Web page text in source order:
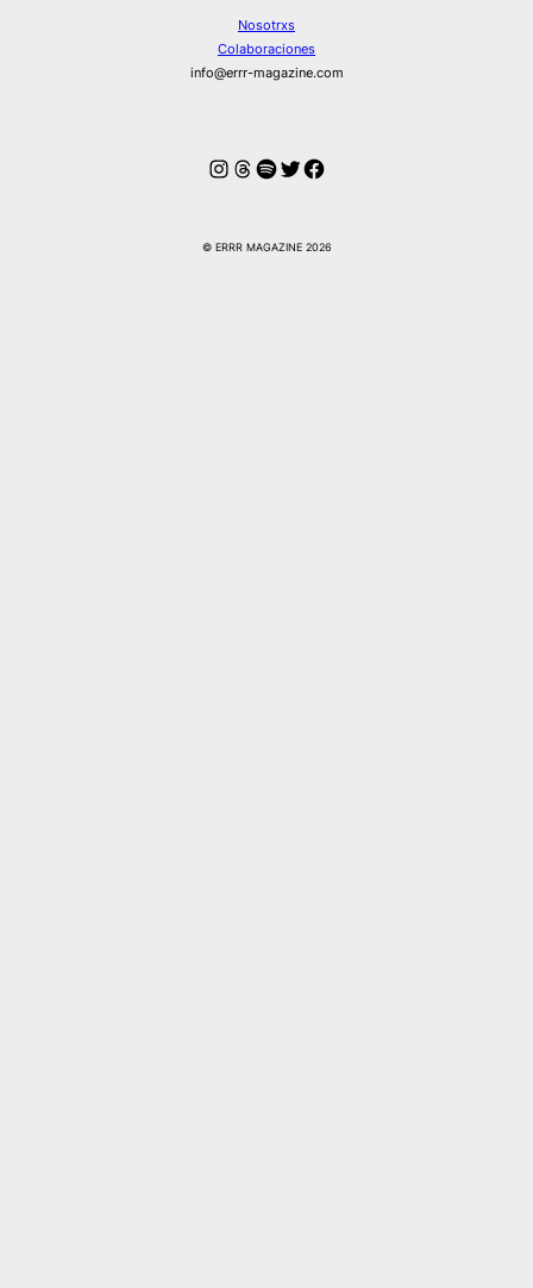
Nosotrxs
Colaboraciones
info@errr-magazine.com
Instagram
Hilos
Spotify
Twitter
Facebook
© ERRR MAGAZINE 2026